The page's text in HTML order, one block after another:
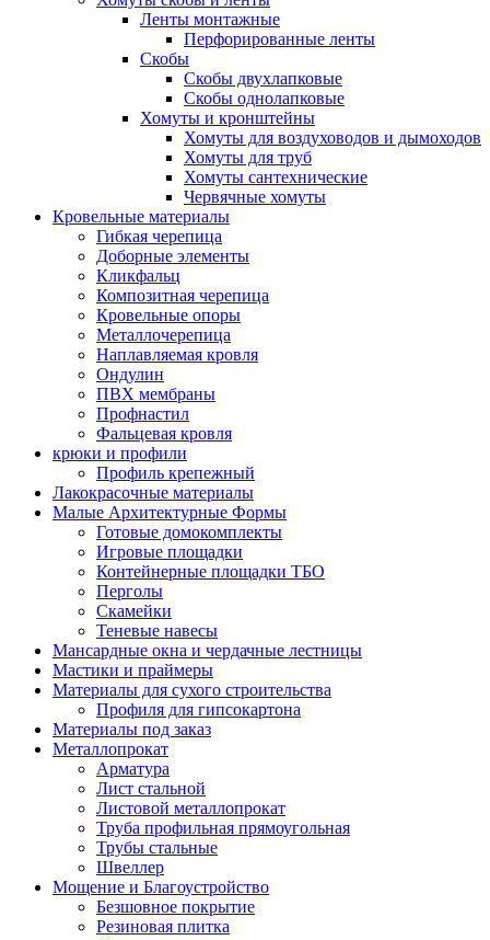
Ленты монтажные
Перфорированные ленты
Скобы
Скобы двухлапковые
Скобы однолапковые
Хомуты и кронштейны
Хомуты для воздуховодов и дымоходов
Хомуты для труб
Хомуты сантехнические
Червячные хомуты
Кровельные материалы
Гибкая черепица
Доборные элементы
Кликфальц
Композитная черепица
Кровельные опоры
Металлочерепица
Наплавляемая кровля
Ондулин
ПВХ мембраны
Профнастил
Фальцевая кровля
крюки и профили
Профиль крепежный
Лакокрасочные материалы
Малые Архитектурные Формы
Готовые домокомплекты
Игровые площадки
Контейнерные площадки ТБО
Перголы
Скамейки
Теневые навесы
Мансардные окна и чердачные лестницы
Мастики и праймеры
Материалы для сухого строительства
Профиля для гипсокартона
Материалы под заказ
Металлопрокат
Арматура
Лист стальной
Листовой металлопрокат
Труба профильная прямоугольная
Трубы стальные
Швеллер
Мощение и Благоустройство
Безшовное покрытие
Резиновая плитка